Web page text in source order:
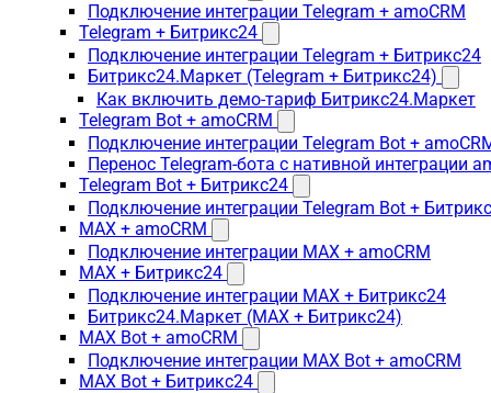
Подключение интеграции Telegram + amoCRM
Telegram + Битрикс24
Подключение интеграции Telegram + Битрикс24
Битрикс24.Маркет (Telegram + Битрикс24)
Как включить демо-тариф Битрикс24.Маркет
Telegram Bot + amoCRM
Подключение интеграции Telegram Bot +
Перенос Telegram-бота с нативной интеграции
Telegram Bot + Битрикс24
Подключение интеграции Telegram Bot +
MAX + amoCRM
Подключение интеграции MAX + amoCRM
MAX + Битрикс24
Подключение интеграции MAX + Битрикс24
Битрикс24.Маркет (MAX + Битрикс24)
MAX Bot + amoCRM
Подключение интеграции MAX Bot + amoCRM
MAX Bot + Битрикс24